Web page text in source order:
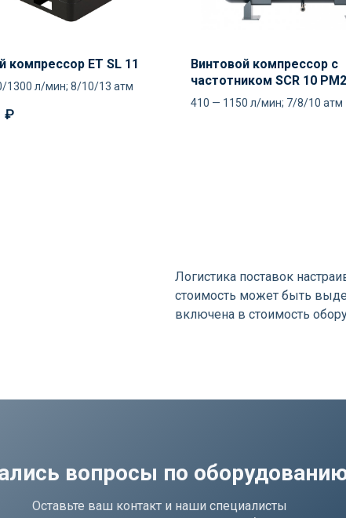
компрессор ET SL 11
1300 л/мин; 8/10/13 атм
₽
Винтовой компрессор с
частотником SCR 10 PM2
410 — 1150 л/мин; 7/8/10 атм
Логистика поставок
стоимость может быть
включена в стоимость
вопросы по
Оставьте ваш контакт и наши специалисты